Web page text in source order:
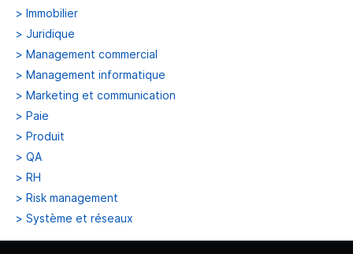
> Immobilier
> Juridique
> Management commercial
> Management informatique
> Marketing et communication
> Paie
> Produit
> QA
> RH
> Risk management
> Système et réseaux